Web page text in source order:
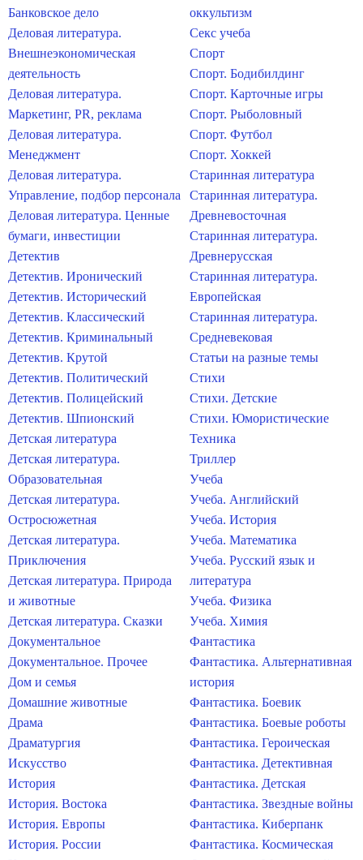
Банковское дело
Деловая литература.
Внешнеэкономическая
деятельность
Деловая литература.
Маркетинг, PR, реклама
Деловая литература.
Менеджмент
Деловая литература.
Управление, подбор персонала
Деловая литература. Ценные
бумаги, инвестиции
Детектив
Детектив. Иронический
Детектив. Исторический
Детектив. Классический
Детектив. Криминальный
Детектив. Крутой
Детектив. Политический
Детектив. Полицейский
Детектив. Шпионский
Детская литература
Детская литература.
Образовательная
Детская литература.
Остросюжетная
Детская литература.
Приключения
Детская литература. Природа
и животные
Детская литература. Сказки
Документальное
Документальное. Прочее
Дом и семья
Домашние животные
Драма
Драматургия
Искусство
История
История. Востока
История. Европы
История. России
оккультизм
Секс учеба
Спорт
Спорт. Бодибилдинг
Спорт. Карточные игры
Спорт. Рыболовный
Спорт. Футбол
Спорт. Хоккей
Старинная литература
Старинная литература.
Древневосточная
Старинная литература.
Древнерусская
Старинная литература.
Европейская
Старинная литература.
Средневековая
Статьи на разные темы
Стихи
Стихи. Детские
Стихи. Юмористические
Техника
Триллер
Учеба
Учеба. Английский
Учеба. История
Учеба. Математика
Учеба. Русский язык и
литература
Учеба. Физика
Учеба. Химия
Фантастика
Фантастика. Альтернативная
история
Фантастика. Боевик
Фантастика. Боевые роботы
Фантастика. Героическая
Фантастика. Детективная
Фантастика. Детская
Фантастика. Звездные войны
Фантастика. Киберпанк
Фантастика. Космическая